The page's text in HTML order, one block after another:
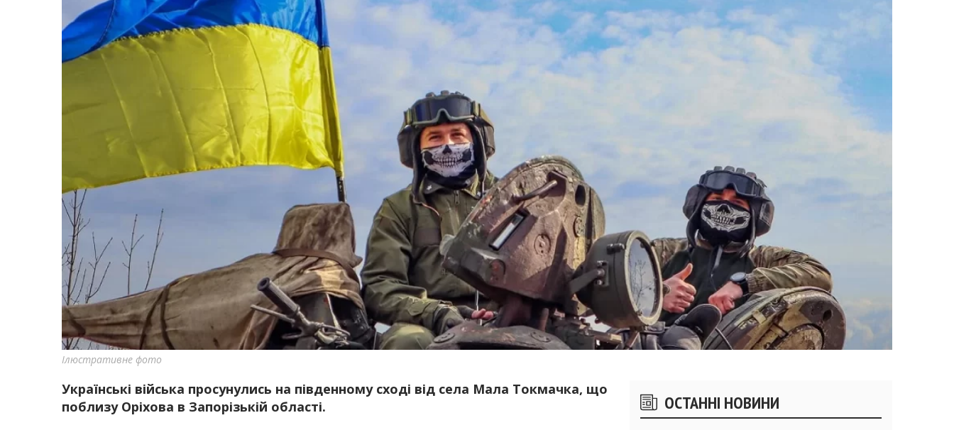
Ілюстративне фото
Українські війська просунулись на південному сході від села Мала Токмачка, що
поблизу Оріхова в Запорізькій області.
Бічні
віджети
ОСТАННІ НОВИНИ